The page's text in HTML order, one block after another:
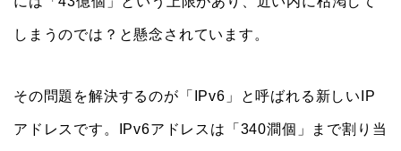
しまうのでは？と懸念されています。
その問題を解決するのが「IPv6」と呼ばれる新しいIP
アドレスです。IPv6アドレスは「340澗個」まで割り当